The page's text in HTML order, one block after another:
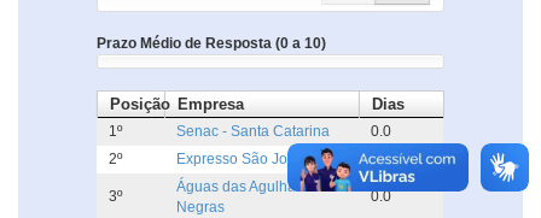
Prazo Médio de Resposta (0 a 10)
Posição Empresa Dias
1º Senac - Santa Catarina
0.0
2º
Expresso São José 0.0
3º
Águas das Agulhas
Negras
0.0